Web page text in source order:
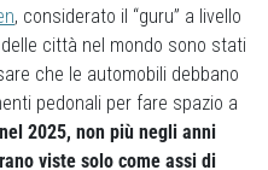
, considerato il “guru” a livello
città nel mondo sono stati
che le automobili debbano
pedonali per fare spazio a
2025, non più negli anni
viste solo come assi di